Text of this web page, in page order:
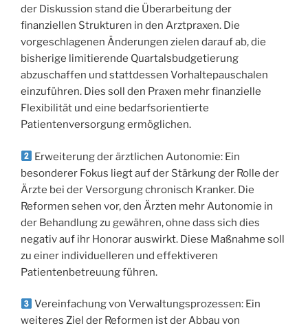
der Diskussion stand die Überarbeitung der
finanziellen Strukturen in den Arztpraxen. Die
vorgeschlagenen Änderungen zielen darauf ab, die
bisherige limitierende Quartalsbudgetierung
abzuschaffen und stattdessen Vorhaltepauschalen
einzuführen. Dies soll den Praxen mehr finanzielle
Flexibilität und eine bedarfsorientierte
Patientenversorgung ermöglichen.
Erweiterung der ärztlichen Autonomie: Ein
besonderer Fokus liegt auf der Stärkung der Rolle der
Ärzte bei der Versorgung chronisch Kranker. Die
Reformen sehen vor, den Ärzten mehr Autonomie in
der Behandlung zu gewähren, ohne dass sich dies
negativ auf ihr Honorar auswirkt. Diese Maßnahme soll
zu einer individuelleren und effektiveren
Patientenbetreuung führen.
Vereinfachung von Verwaltungsprozessen: Ein
weiteres Ziel der Reformen ist der Abbau von